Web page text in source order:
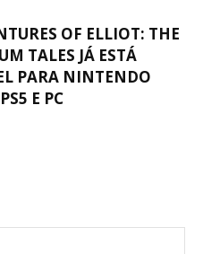
OF ELLIOT: THE
TALES JÁ ESTÁ
PARA NINTENDO
E PC